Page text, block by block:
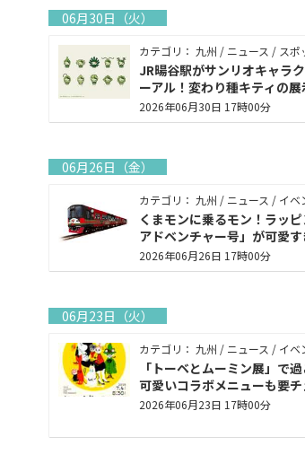
06月30日（火）
カテゴリ： 九州 / ニュース / スポ
JR暘谷駅がサンリオキャラ
ーアル！変わり種キティの
2026年06月30日 17時00分
06月26日（金）
カテゴリ： 九州 / ニュース / イベ
くまモンに乗るモン！ラッ
アドベンチャー号」が可愛す
2026年06月26日 17時00分
06月23日（火）
カテゴリ： 九州 / ニュース / イベ
「トーベとムーミン展」で
可愛いコラボメニューも要
2026年06月23日 17時00分